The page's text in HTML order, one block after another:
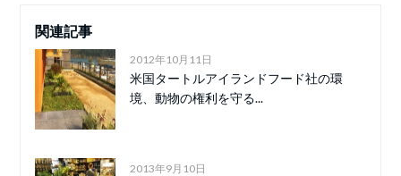
関連記事
2012年10月11日
米国タートルアイランドフード社の環
境、動物の権利を守る...
2013年9月10日